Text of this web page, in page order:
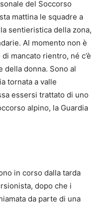
del Soccorso
mattina le squadre a
sentieristica della zona,
Al momento non è
mancato rientro, né c’è
della donna. Sono al
tornata a valle
essersi trattato di uno
alpino, la Guardia
in corso dalla tarda
dopo che i
da parte di una